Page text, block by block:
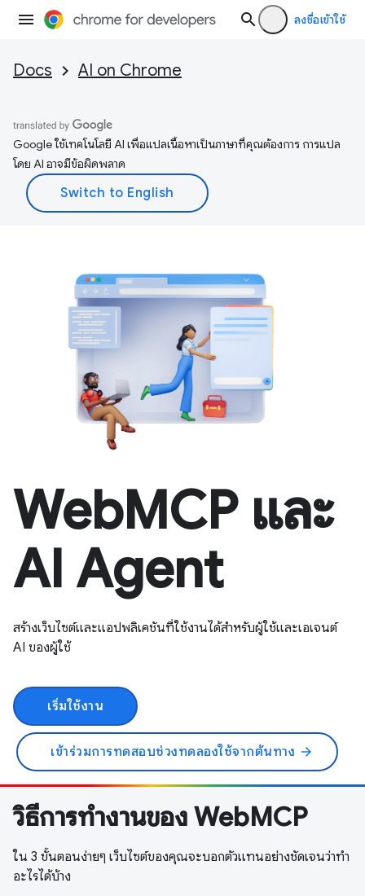
ลงชื่อเข้าใช้
Docs AI on Chrome
Google ใช้เทคโนโลยี AI เพื่อแปลเนื้อหาเป็นภาษาที่คุณต้องการ การแปล
โดย AI อาจมีข้อผิดพลาด
WebMCP และ
AI Agent
สร้างเว็บไซต์และแอปพลิเคชันที่ใช้งานได้สำหรับผู้ใช้และเอเจนต์
AI ของผู้ใช้
เริ่มใช้งาน
เข้าร่วมการทดสอบช่วงทดลองใช้จากต้นทาง arrow_forward
วิธีการทำงานของ WebMCP
ใน 3 ขั้นตอนง่ายๆ เว็บไซต์ของคุณจะบอกตัวแทนอย่างชัดเจนว่าทำ
อะไรได้บ้าง